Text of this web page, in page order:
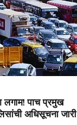
पाच प्रमुख
अधिसूचना जारी